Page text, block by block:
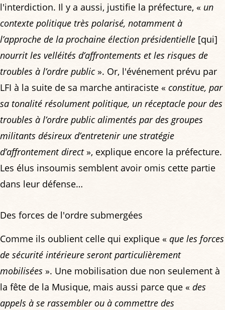
l'interdiction. Il y a aussi, justifie la préfecture, « un
contexte politique très polarisé, notamment à
l’approche de la prochaine élection présidentielle [qui]
nourrit les velléités d’affrontements et les risques de
troubles à l’ordre public». Or, l'événement prévu par
LFI à la suite de sa marche antiraciste « constitue, par
sa tonalité résolument politique, un réceptacle pour des
troubles à l’ordre public alimentés par des groupes
militants désireux d’entretenir une stratégie
d’affrontement direct», explique encore la préfecture.
Les élus insoumis semblent avoir omis cette partie
dans leur défense…
Des forces de l'ordre submergées
Comme ils oublient celle qui explique « que les forces
de sécurité intérieure seront particulièrement
mobilisées ». Une mobilisation due non seulement à
la fête de la Musique, mais aussi parce que « des
appels à se rassembler ou à commettre des